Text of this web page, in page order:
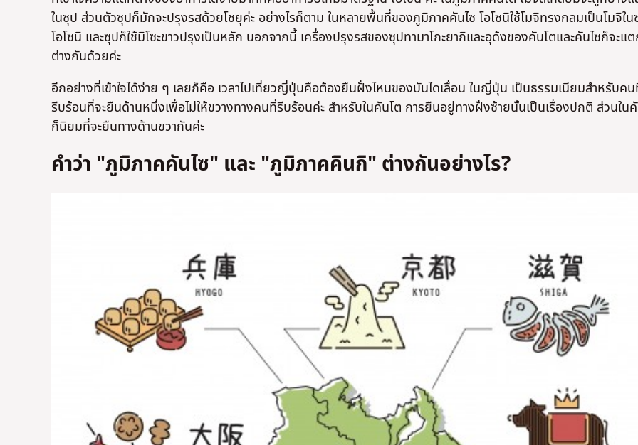
ในซุป ส่วนตัวซุปก็มักจะปรุงรสด้วยโชยุค่ะ อย่างไรก็ตาม ในหลายพื้นที่ของภูมิภาคคันไซ โอโซนิใช้โมจิทรงกลมเป็นโมจิใน
โอโซนิ และซุปก็ใช้มิโซะขาวปรุงเป็นหลัก นอกจากนี้ เครื่องปรุงรสของซุปทามาโกะยากิและอุด้งของคันโตและคันไซก็จะแ
ต่างกันด้วยค่ะ
อีกอย่างที่เข้าใจได้ง่าย ๆ เลยก็คือ เวลาไปเที่ยวญี่ปุ่นคือต้องยืนฝั่งไหนของบันไดเลื่อน ในญี่ปุ่น เป็นธรรมเนียมสำหรับคน
รีบร้อนที่จะยืนด้านหนึ่งเพื่อไม่ให้ขวางทางคนที่รีบร้อนค่ะ สำหรับในคันโต การยืนอยู่ทางฝั่งซ้ายนั้นเป็นเรื่องปกติ ส่วนใน
ก็นิยมที่จะยืนทางด้านขวากันค่ะ
คำว่า "ภูมิภาคคันไซ" และ "ภูมิภาคคินกิ" ต่างกันอย่างไร?